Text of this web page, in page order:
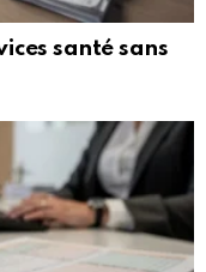
santé sans